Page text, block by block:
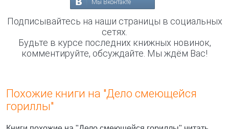
Мы Вконтакте
Подписывайтесь на наши страницы в социальных
сетях.
Будьте в курсе последних книжных новинок,
комментируйте, обсуждайте. Мы ждём Вас!
Похожие книги на "Дело смеющейся
гориллы"